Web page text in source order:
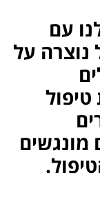
עם
נוצרה על
מונגשים